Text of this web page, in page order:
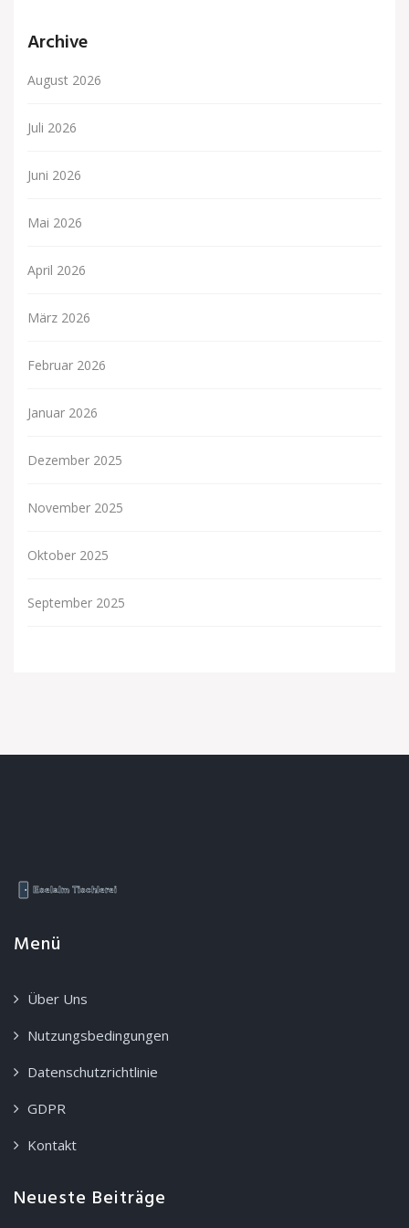
Archive
August 2026
Juli 2026
Juni 2026
Mai 2026
April 2026
März 2026
Februar 2026
Januar 2026
Dezember 2025
November 2025
Oktober 2025
September 2025
Menü
Über Uns
Nutzungsbedingungen
Datenschutzrichtlinie
GDPR
Kontakt
Neueste Beiträge